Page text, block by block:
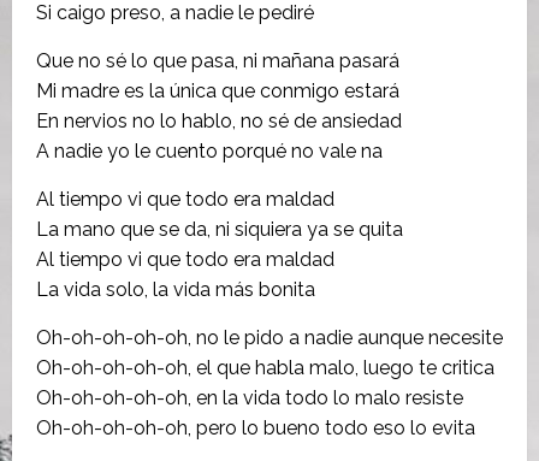
Si caigo preso, a nadie le pediré
Que no sé lo que pasa, ni mañana pasará
Mi madre es la única que conmigo estará
En nervios no lo hablo, no sé de ansiedad
A nadie yo le cuento porqué no vale na
Al tiempo vi que todo era maldad
La mano que se da, ni siquiera ya se quita
Al tiempo vi que todo era maldad
La vida solo, la vida más bonita
Oh-oh-oh-oh-oh, no le pido a nadie aunque necesite
Oh-oh-oh-oh-oh, el que habla malo, luego te critica
Oh-oh-oh-oh-oh, en la vida todo lo malo resiste
Oh-oh-oh-oh-oh, pero lo bueno todo eso lo evita